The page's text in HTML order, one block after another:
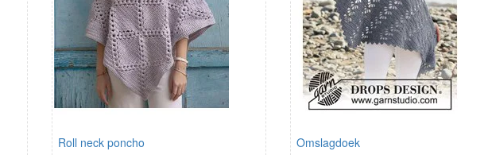
Roll neck poncho Omslagdoek